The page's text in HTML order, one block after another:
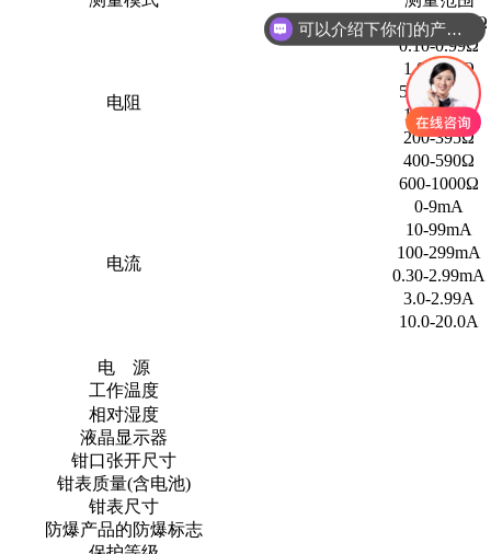
电阻
0.010-0.099Ω
0.10-0.99Ω
1.0-49.9Ω
50.0-99.5Ω
100-199Ω
200-395Ω
400-590Ω
600-1000Ω
电流
0-9mA
10-99mA
100-299mA
0.30-2.99mA
3.0-2.99A
10.0-20.0A
电 源
工作温度
相对湿度
液晶显示器
钳口张开尺寸
钳表质量(含电池)
钳表尺寸
防爆产品的防爆标志
可以介绍下你们的产品么
你们是怎么收费的呢